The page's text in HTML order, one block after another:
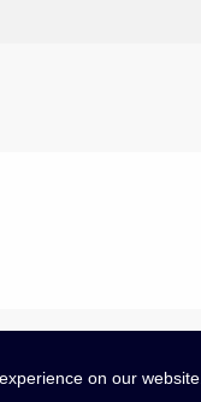
on our website.